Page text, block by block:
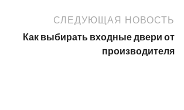
СЛЕДУЮЩАЯ НОВОСТЬ
Как выбирать входные двери от
производителя